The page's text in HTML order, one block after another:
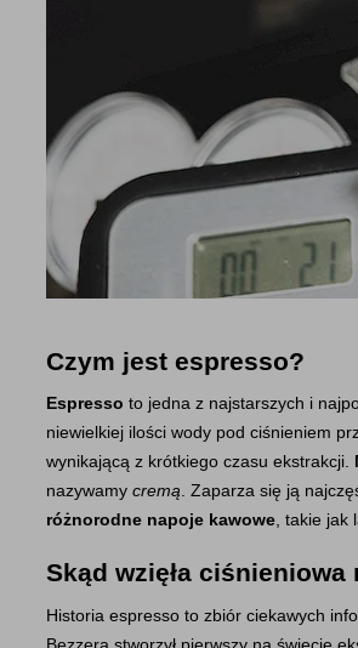
Czym jest espresso?
Espresso to jedna z najstarszych i
niewielkiej ilości wody pod ciśnieniem
wynikającą z krótkiego czasu ekstrakcji.
nazywamy cremą . Zaparza się ją
różnorodne napoje kawowe , takie jak
Skąd wzięła
Historia espresso to zbiór ciekawych
Bezzera stworzył pierwszy na świecie